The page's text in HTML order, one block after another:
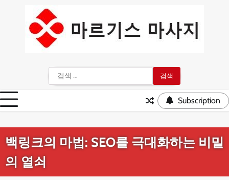
색:
Subscription
백링크의 마법: SEO를 극대화하는 비밀
의 열쇠